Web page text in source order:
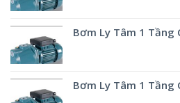
Bơm Ly Tâm 1 Tầng
Bơm Ly Tâm 1 Tầng